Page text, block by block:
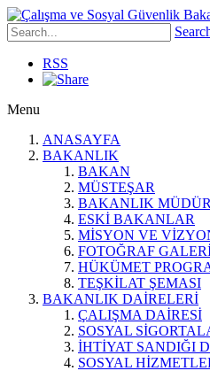
RSS
Menu
ANASAYFA
BAKANLIK
BAKAN
MÜSTEŞAR
BAKANLIK
ESKİ BAKANLAR
MİSYON VE
FOTOĞRAF
HÜKÜMET
TEŞKİLAT ŞEMASI
BAKANLIK DAİRELERİ
ÇALIŞMA DAİRESİ
SOSYAL
İHTİYAT SANDIĞI
SOSYAL